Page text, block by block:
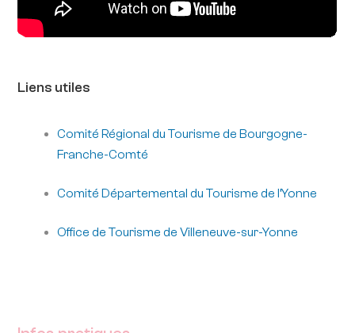
Liens utiles
Comité Régional du Tourisme de Bourgogne-
Franche-Comté
Comité Départemental du Tourisme de l’Yonne
Office de Tourisme de Villeneuve-sur-Yonne